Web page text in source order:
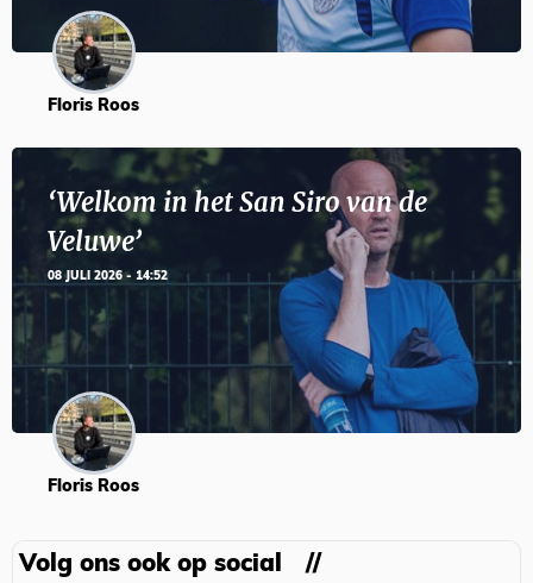
Floris Roos
‘Welkom in het San Siro van de
Veluwe’
08 JULI 2026 - 14:52
Floris Roos
Volg ons ook op social